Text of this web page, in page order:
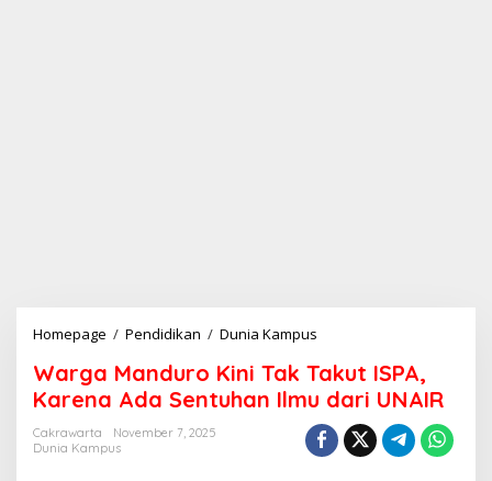
Homepage / Pendidikan / Dunia Kampus
r
g
a
M
a
Warga Manduro Kini Tak Takut ISPA,
Karena Ada Sentuhan Ilmu dari UNAIR
Cakrawarta
November 7, 2025
Dunia Kampus